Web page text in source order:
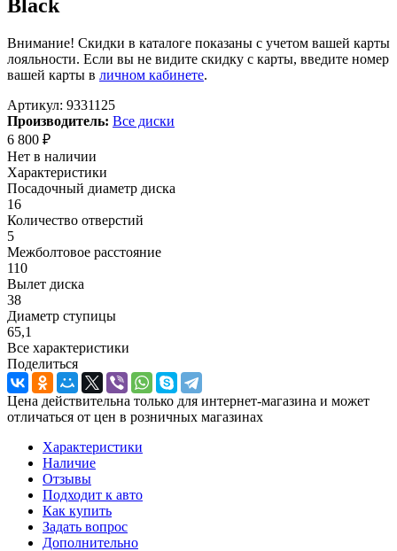
Black
Внимание! Скидки в каталоге показаны с учетом вашей карты
лояльности. Если вы не видите скидку с карты, введите номер
вашей карты в личном кабинете.
Артикул: 9331125
Производитель: Все диски
6 800 ₽
Нет в наличии
Характеристики
Посадочный диаметр диска
16
Количество отверстий
5
Межболтовое расстояние
110
Вылет диска
38
Диаметр ступицы
65,1
Все характеристики
Поделиться
Цена действительна только для интернет-магазина и может
отличаться от цен в розничных магазинах
Характеристики
Наличие
Отзывы
Подходит к авто
Как купить
Задать вопрос
Дополнительно